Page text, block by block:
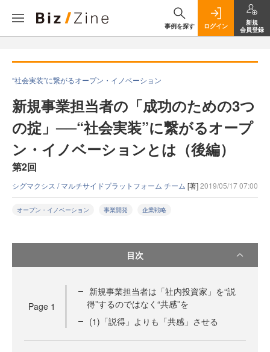
事例を探す ログイン
新規
会員登録
“社会実装”に繋がるオープン・イノベーション
新規事業担当者の「成功のための3つ
の掟」──“社会実装”に繋がるオープ
ン・イノベーションとは（後編）
第2回
シグマクシス / マルチサイドプラットフォーム チーム [著]2019/05/17 07:00
オープン・イノベーション 事業開発 企業戦略
目次
Page 1
新規事業担当者は「社内投資家」を“説
得”するのではなく“共感”を
(1)「説得」よりも「共感」させる